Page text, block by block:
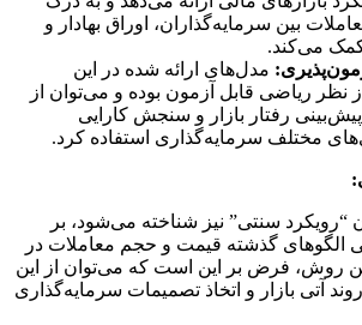
بین سرمایه‌گذاران، اوراق بهادار و
می‌کند.
مدل‌های ارائه شده در این
نظر ریاضی قابل آزمون بوده و می‌توان از
پیش‌بینی رفتار بازار و سنجش کارایی
مختلف سرمایه‌گذاری استفاده کرد.
“رویکرد سنتی” نیز شناخته می‌شود، بر
الگوهای گذشته قیمت و حجم معاملات در
این روش، فرض بر این است که می‌توان از این
آتی بازار و اتخاذ تصمیمات سرمایه‌گذاری